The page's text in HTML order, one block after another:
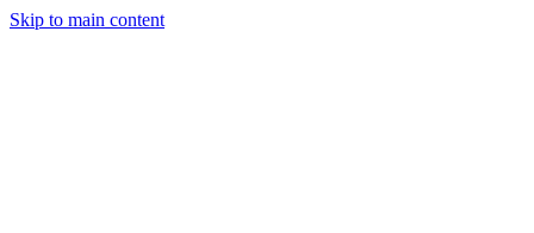
Skip to main content